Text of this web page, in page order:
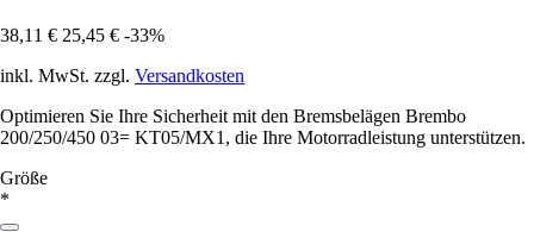
38,11 € 25,45 € -33%
inkl. MwSt. zzgl. Versandkosten
Optimieren Sie Ihre Sicherheit mit den Bremsbelägen Brembo
200/250/450 03= KT05/MX1, die Ihre Motorradleistung unterstützen.
Größe
*